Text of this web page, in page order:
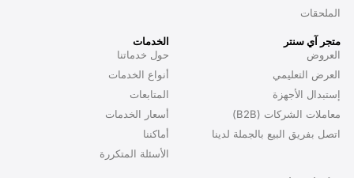
الملحقات
متجر آي سنتر
العروض
العرض التعليمي
إستبدال الأجهزة
معاملات الشركات (B2B)
اتصل بفريق البيع بالجملة لدينا
الخدمات
حول خدماتنا
أنواع الخدمات
المتابعات
أسعار الخدمات
أماكننا
الأسئلة المتكررة